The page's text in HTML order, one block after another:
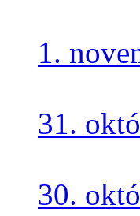
1.
31.
30.